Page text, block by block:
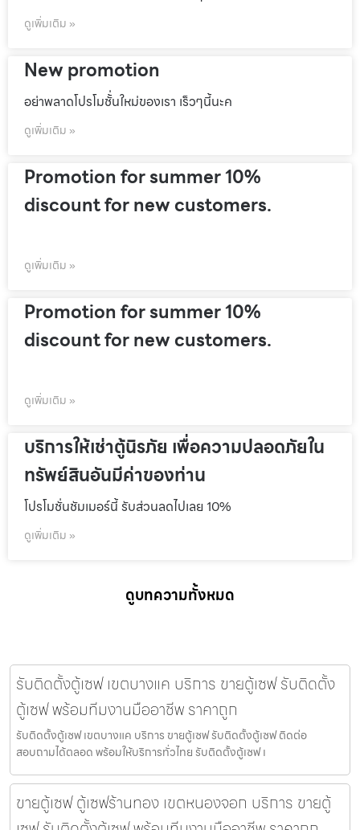
ดูเพิ่มเติม »
New promotion
อย่าพลาดโปรโมชั้่นใหม่ของเรา เร็วๆนี้นะค
ดูเพิ่มเติม »
Promotion for summer 10%
discount for new customers.
ดูเพิ่มเติม »
Promotion for summer 10%
discount for new customers.
ดูเพิ่มเติม »
บริการให้เช่าตู้นิรภัย เพื่อความปลอดภัยใน
ทรัพย์สินอันมีค่าของท่าน
โปรโมชั่นชัมเมอร์นี้ รับส่วนลดไปเลย 10%
ดูเพิ่มเติม »
ดูบทความทั้งหมด
รับติดตั้งตู้เซฟ เขตบางแค บริการ ขายตู้เซฟ รับติดตั้ง
ตู้เซฟ พร้อมทีมงานมืออาชีพ ราคาถูก
รับติดตั้งตู้เซฟ เขตบางแค บริการ ขายตู้เซฟ รับติดตั้งตู้เซฟ ติดต่อ
สอบถามได้ตลอด พร้อมให้บริการทั่วไทย รับติดตั้งตู้เซฟ เ
ขายตู้เซฟ ตู้เซฟร้านทอง เขตหนองจอก บริการ ขายตู้